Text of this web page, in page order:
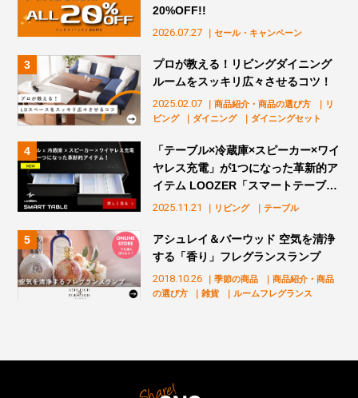
2026.07.27 ｜セール・キャンペーン
20%OFF!!
2025.02.07 ｜商品紹介・商品の選び方
｜リ
ビング
｜ダイニング ｜ダイニングセット
プロが教える！リビングダイニング
ルームをスッキリ広々させるコツ！
2025.11.21 ｜リビング ｜テーブル
「テーブル×冷蔵庫×スピーカー×ワイ
ヤレス充電」が1つになった革新的ア
イテム LOOZER「スマートテーブ
ル」販売スタート！
2018.10.26 ｜季節の商品
｜商品紹介・商品
の選び方
｜雑貨 ｜ルームフレグランス
アシュレイ＆バーウッド 空気を清浄
する「香り」フレグランスランプ